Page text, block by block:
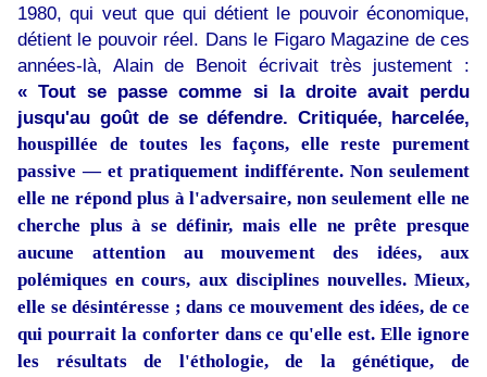
1980, qui veut que qui détient le pouvoir économique,
détient le pouvoir réel. Dans le Figaro Magazine de ces
années-là, Alain de Benoit écrivait très justement :
« Tout se passe comme si la droite avait perdu
jusqu'au goût de se défendre. Critiquée, harcelée,
houspillée de toutes les façons, elle reste purement
passive — et pratiquement indifférente. Non seulement
elle ne répond plus à l'adversaire, non seulement elle ne
cherche plus à se définir, mais elle ne prête presque
aucune attention au mouvement des idées, aux
polémiques en cours, aux disciplines nouvelles. Mieux,
elle se désintéresse ; dans ce mouvement des idées, de ce
qui pourrait la conforter dans ce qu'elle est. Elle ignore
les résultats de l'éthologie, de la génétique, de